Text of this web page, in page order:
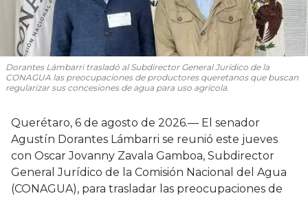
Dorantes Lámbarri trasladó al Subdirector General Jurídico de la
CONAGUA las preocupaciones de productores queretanos que buscan
regularizar sus concesiones de agua para uso agrícola.
Querétaro, 6 de agosto de 2026.— El senador
Agustín Dorantes Lámbarri se reunió este jueves
con Oscar Jovanny Zavala Gamboa, Subdirector
General Jurídico de la Comisión Nacional del Agua
(CONAGUA), para trasladar las preocupaciones de